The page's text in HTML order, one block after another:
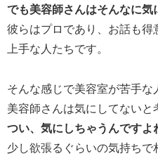
でも美容師さんはそんなに気
彼らはプロであり、お話も
上手な人たちです。
そんな感じで美容室が苦手な
美容師さんは気にしてないと
つい、気にしちゃうんですよ
少し欲張るぐらいの気持ち